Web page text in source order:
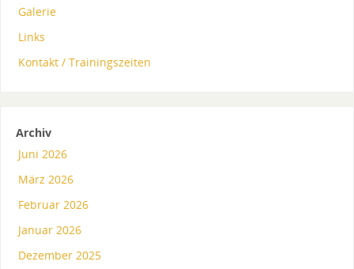
Galerie
Links
Kontakt / Trainingszeiten
Archiv
Juni 2026
März 2026
Februar 2026
Januar 2026
Dezember 2025